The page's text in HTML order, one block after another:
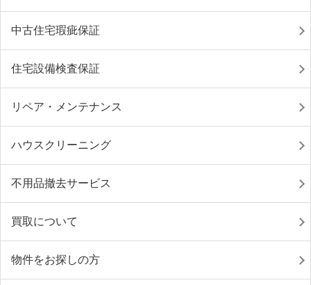
中古住宅瑕疵保証
住宅設備検査保証
リペア・メンテナンス
ハウスクリーニング
不用品撤去サービス
買取について
物件をお探しの方